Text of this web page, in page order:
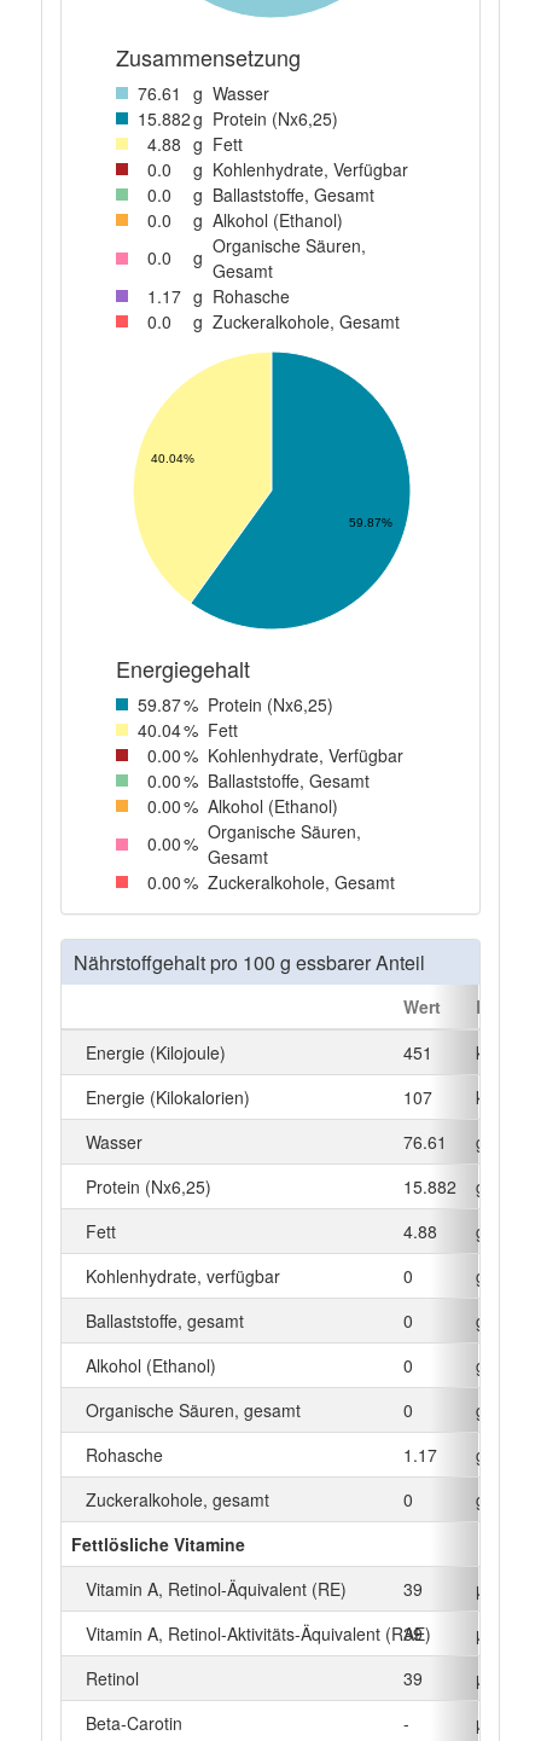
Zusammensetzung
76.61 g Wasser
15.882g Protein (Nx6,25)
4.88 g Fett
0.0 g Kohlenhydrate, Verfügbar
0.0 g Ballaststoffe, Gesamt
0.0 g Alkohol (Ethanol)
0.0 g Organische Säuren,
Gesamt
1 .17 g Rohasche
0.0 g Zuckeralkohole, Gesamt
40.04%
59.87%
Energiegehalt
59.87% Protein (Nx6,25)
40.04% Fett
0.00% Kohlenhydrate, Verfügbar
0.00% Ballaststoffe, Gesamt
0.00% Alkohol (Ethanol)
0.00% Organische Säuren,
Gesamt
0.00% Zuckeralkohole, Gesamt
Nährstoffgehalt pro 100 g essbarer Anteil
Wert
Einheit
Energie (Kilojoule)
451
kJ
Energie (Kilokalorien)
107
kcal
Wasser
76.61
g
Protein (Nx6,25)
15.882
g
Fett
4.88
g
Kohlenhydrate, verfügbar
0
g
Ballaststoffe, gesamt
0
g
Alkohol (Ethanol)
0
g
Organische Säuren, gesamt
0
g
Rohasche
1.17
g
Zuckeralkohole, gesamt
0
g
Fettlösliche Vitamine
Vitamin A, Retinol-Äquivalent (RE)
39
µg
Vitamin A, Retinol-Aktivitäts-Äquivalent (RAE)
39
µg
Retinol
39
µg
Beta‑Carotin
-
µg